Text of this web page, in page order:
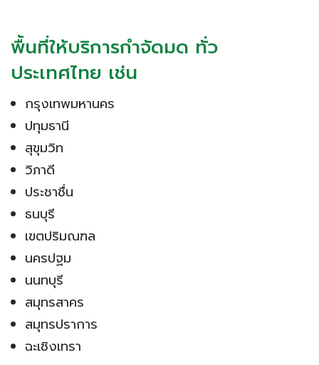
พื้นที่ให้บริการกำจัดมด ทั่ว
ประเทศไทย เช่น
กรุงเทพมหานคร
ปทุมธานี
สุขุมวิท
วิภาดี
ประชาชื่น
ธนบุรี
เขตปริมณฑล
นครปฐม
นนทบุรี
สมุทรสาคร
สมุทรปราการ
ฉะเชิงเทรา